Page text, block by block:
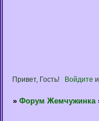
Привет, Гость! Войдите
» Форум Жемчужинка